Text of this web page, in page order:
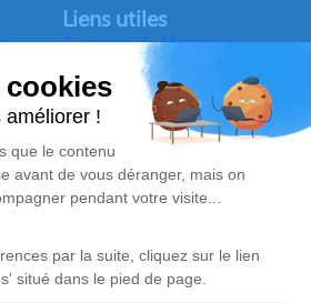
Liens utiles
À propos de Memorys
Demande de rendez-vous en
agence
Avis de décès dans le Loir-et-
Cher (41)
Espace famille
sociaux